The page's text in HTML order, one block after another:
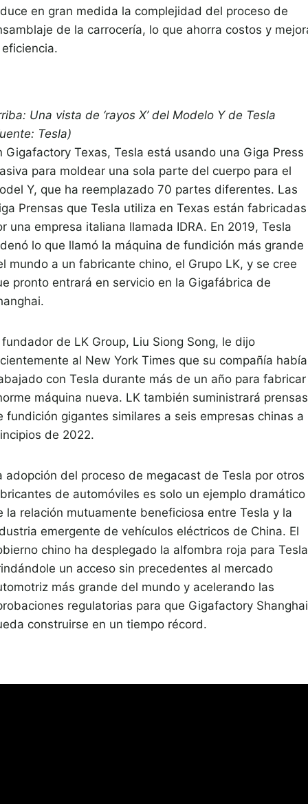
en gran medida la complejidad del proceso de
de la carrocería, lo que ahorra costos y
Una vista de ‘rayos X’ del Modelo Y de Tesla
Tesla)
Gigafactory Texas, Tesla está usando una Giga Press
para moldear una sola parte del cuerpo para el
Y, que ha reemplazado 70 partes diferentes. Las
Prensas que Tesla utiliza en Texas están fabricadas
una empresa italiana llamada IDRA. En 2019, Tesla
lo que llamó la máquina de fundición más grande
mundo a un fabricante chino, el Grupo LK, y se cree
pronto entrará en servicio en la Gigafábrica de
fundador de LK Group, Liu Siong Song, le dijo
al New York Times que su compañía había
con Tesla durante más de un año para
máquina nueva. LK también suministrará prensas
fundición gigantes similares a seis empresas chinas a
de 2022.
adopción del proceso de megacast de Tesla por otros
de automóviles es solo un ejemplo dramático
la relación mutuamente beneficiosa entre Tesla y la
emergente de vehículos eléctricos de China. El
chino ha desplegado la alfombra roja para
un acceso sin precedentes al mercado
más grande del mundo y acelerando las
regulatorias para que Gigafactory Shanghai
construirse en un tiempo récord.